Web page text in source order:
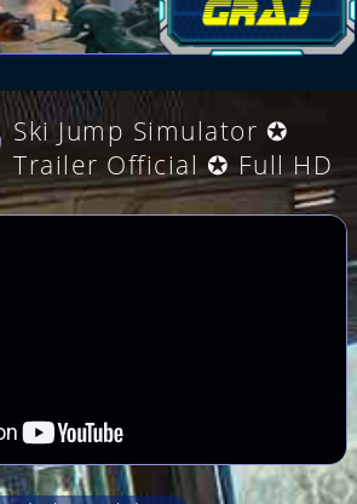
.
Ski Jump Simulator ✪
Trailer Official ✪ Full HD